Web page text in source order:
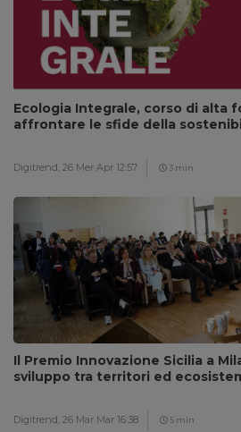
Ecologia Integrale, corso di alta
affrontare le sfide della
Digitrend, 26 Mer Apr 12:57 3 min
Il Premio Innovazione Sicilia a
sviluppo tra territori ed
Digitrend, 26 Mar Mar 16:38 5 min